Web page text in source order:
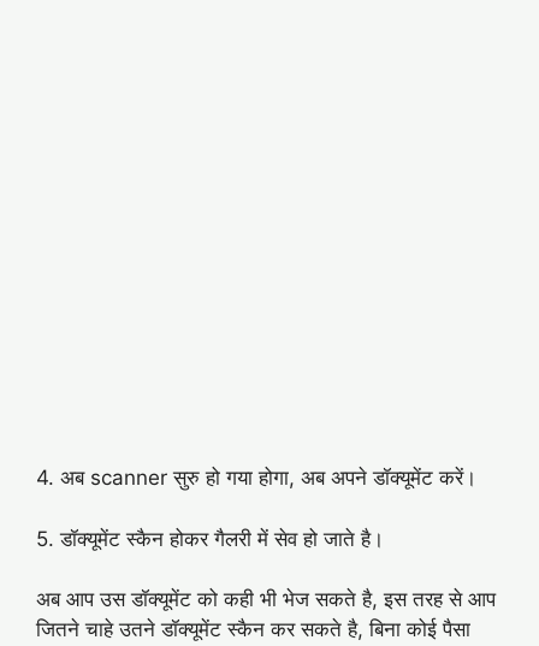
4. अब scanner सुरु हो गया होगा, अब अपने डॉक्यूमेंट करें।
5. डॉक्यूमेंट स्कैन होकर गैलरी में सेव हो जाते है।
अब आप उस डॉक्यूमेंट को कही भी भेज सकते है, इस तरह से आप
जितने चाहे उतने डॉक्यूमेंट स्कैन कर सकते है, बिना कोई पैसा